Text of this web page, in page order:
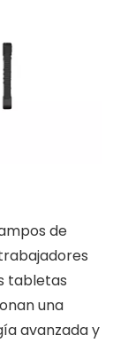
de
tabletas
una
avanzada y